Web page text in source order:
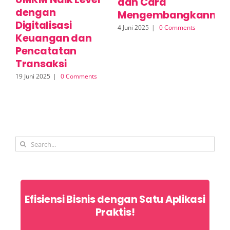
dengan
Digitalisasi
Keuangan dan
Pencatatan
Transaksi
19 Juni 2025 | 0 Comments
Mengembangkannya
4 Juni 2025 | 0 Comments
Search
Efisiensi Bisnis dengan Satu Aplikasi
Praktis!